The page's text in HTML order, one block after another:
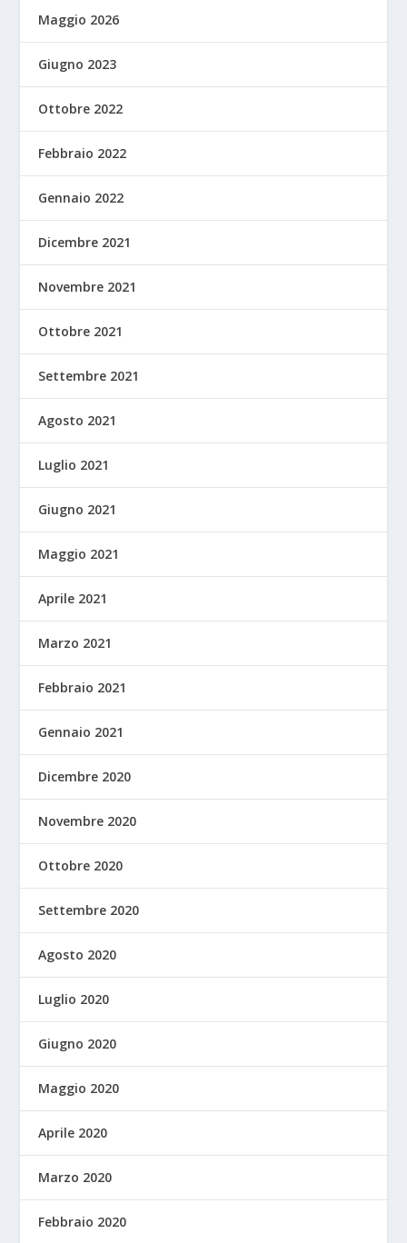
Maggio 2026
Giugno 2023
Ottobre 2022
Febbraio 2022
Gennaio 2022
Dicembre 2021
Novembre 2021
Ottobre 2021
Settembre 2021
Agosto 2021
Luglio 2021
Giugno 2021
Maggio 2021
Aprile 2021
Marzo 2021
Febbraio 2021
Gennaio 2021
Dicembre 2020
Novembre 2020
Ottobre 2020
Settembre 2020
Agosto 2020
Luglio 2020
Giugno 2020
Maggio 2020
Aprile 2020
Marzo 2020
Febbraio 2020